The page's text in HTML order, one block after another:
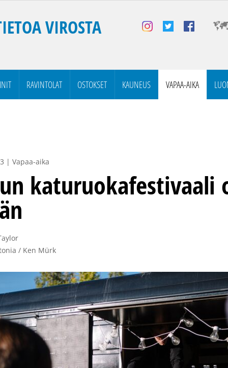
VIROSTA
RAVINTOLAT OSTOKSET KAUNEUS VAPAA-AIKA
| Vapaa-aika
katuruokafestivaali
/ Ken Mürk